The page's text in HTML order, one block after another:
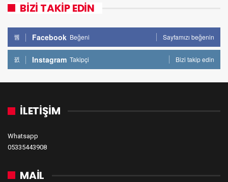
BİZİ TAKİP EDİN
Facebook Beğeni Sayfamızı beğenin
Instagram Takipçi Bizi takip edin
İLETİŞİM
Whatsapp
05335443908
MAİL